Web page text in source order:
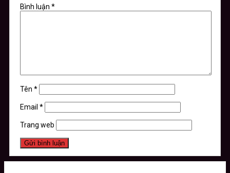
Bình luận *
Tên *
Email *
Trang web